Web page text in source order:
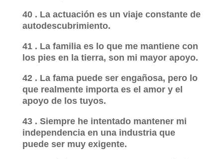
40 . La actuación es un viaje constante de
autodescubrimiento.
41 . La familia es lo que me mantiene con
los pies en la tierra, son mi mayor apoyo.
42 . La fama puede ser engañosa, pero lo
que realmente importa es el amor y el
apoyo de los tuyos.
43 . Siempre he intentado mantener mi
independencia en una industria que
puede ser muy exigente.